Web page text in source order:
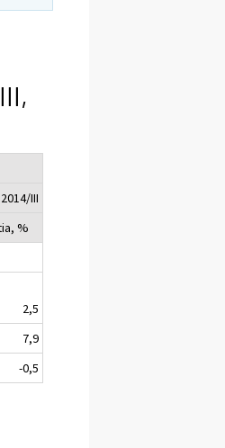
III
%
2,5
7,9
-0,5